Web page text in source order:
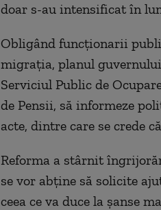
doars-au intensificat în
Obligând funcționarii
migrația, planul
Serviciul Public de
de Pensii, să informeze
acte, dintre care se crede
Reforma a stârnit
se vor abține să solicite
ceea ce va duce la șanse